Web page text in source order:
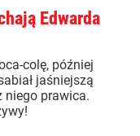
Edwarda
colę, później
jaśniejszą
niego prawica.